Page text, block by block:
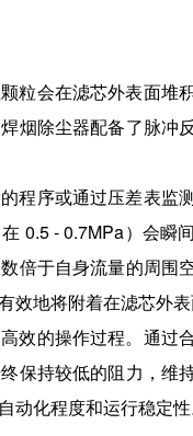
粒会在滤芯外表面堆
烟除尘器配备了脉冲
程序或通过压差表监
0.5 - 0.7MPa）会瞬
倍于自身流量的周围
效地将附着在滤芯外
效的操作过程。通过
保持较低的阻力，维
化程度和运行稳定性